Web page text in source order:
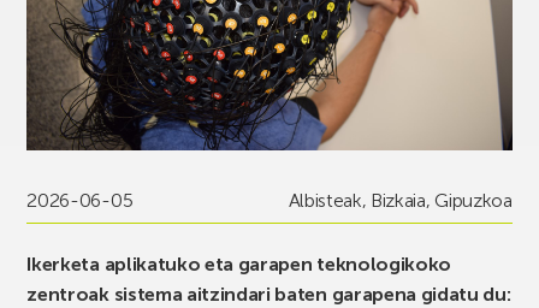
2026-06-05 Albisteak, Bizkaia,Gipuzkoa
Ikerketa aplikatuko eta garapen teknologikoko
zentroak sistema aitzindari baten garapena gidatu du: